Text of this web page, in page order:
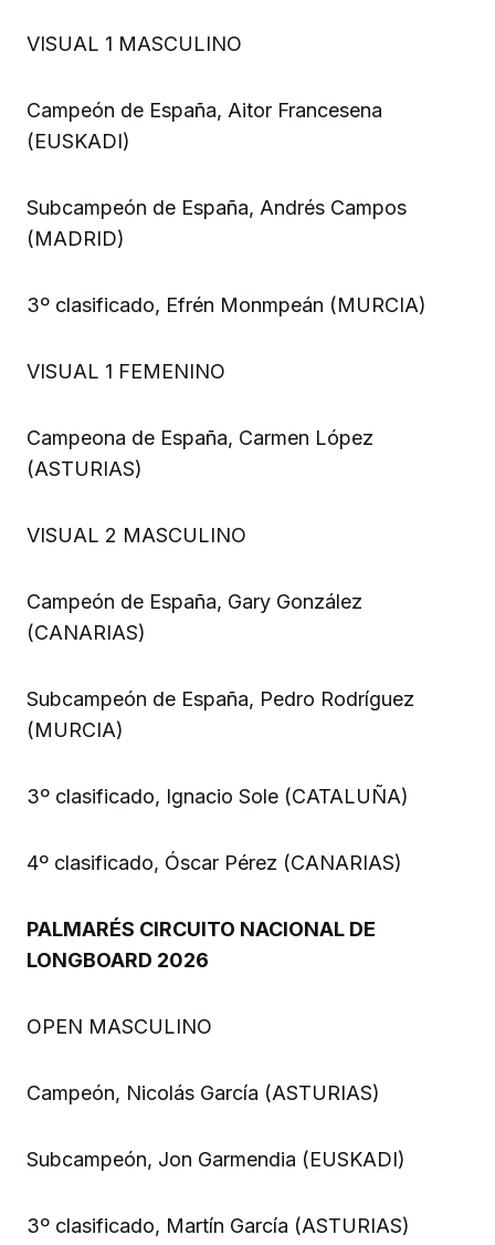
VISUAL 1 MASCULINO
Campeón de España, Aitor Francesena
(EUSKADI)
Subcampeón de España, Andrés Campos
(MADRID)
3º clasificado, Efrén Monmpeán (MURCIA)
VISUAL 1 FEMENINO
Campeona de España, Carmen López
(ASTURIAS)
VISUAL 2 MASCULINO
Campeón de España, Gary González
(CANARIAS)
Subcampeón de España, Pedro Rodríguez
(MURCIA)
3º clasificado, Ignacio Sole (CATALUÑA)
4º clasificado, Óscar Pérez (CANARIAS)
PALMARÉS CIRCUITO NACIONAL DE
LONGBOARD 2026
OPEN MASCULINO
Campeón, Nicolás García (ASTURIAS)
Subcampeón, Jon Garmendia (EUSKADI)
3º clasificado, Martín García (ASTURIAS)